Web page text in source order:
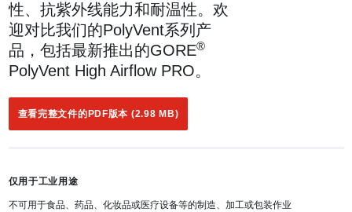
性、抗紫外线能力和耐温性。欢
迎对比我们的PolyVent系列产
品，包括最新推出的GORE®
PolyVent High Airflow PRO。
查看完整文件的PDF版本 (2.98 MB)
仅用于工业用途
不可用于食品、药品、化妆品或医疗设备等的制造、加工或包装作业